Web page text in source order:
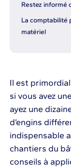
Restez informé
La comptabilité
matériel
Il est
si vous avez
ayez une
d’engins
indispensable
chantiers du
conseils à